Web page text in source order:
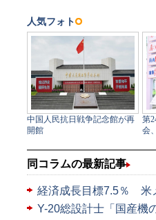
同コラムの最新記事
経済成長目標7.5％ 米
Y-20総設計士「国産機